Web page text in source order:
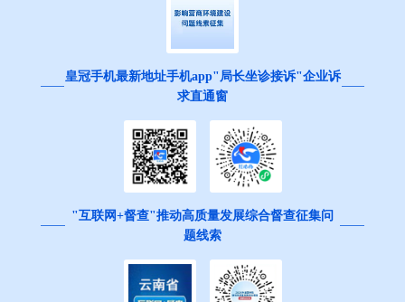
皇冠手机最新地址手机app"局长坐诊接诉"企业诉
求直通窗
"互联网+督查"推动高质量发展综合督查征集问
题线索